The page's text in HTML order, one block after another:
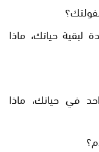
لبقية حياتك، ماذا
في حياتك، ماذا